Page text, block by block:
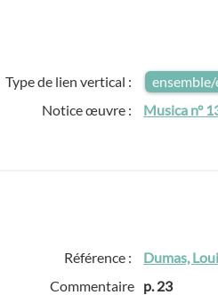
Type de lien vertical :
ensemble/
Notice œuvre :
Musica n°
Référence : Dumas,
Commentaire p. 23